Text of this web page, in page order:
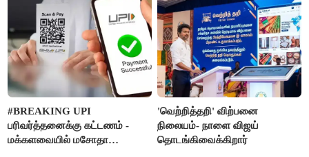
#BREAKING UPI
பரிவர்த்தனைக்கு கட்டணம் -
மக்களவையில் மசோதா
'வெற்றித்தறி' விற்பனை
நிலையம்- நாளை விஜய்
தொடங்கிவைக்கிறார்